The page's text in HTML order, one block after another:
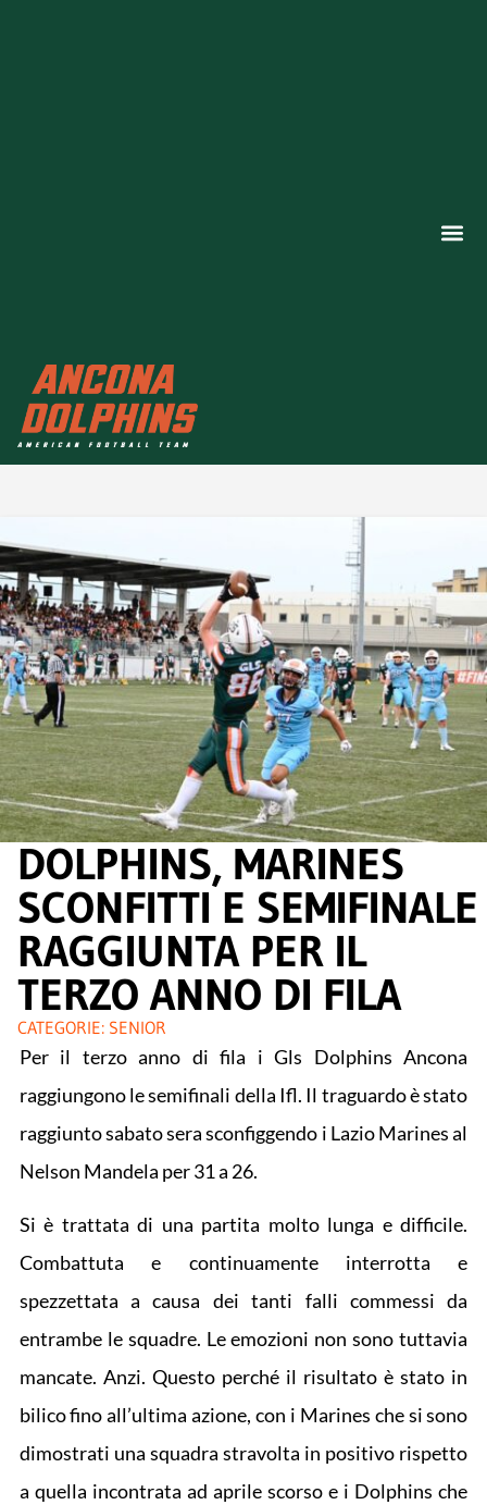
DOLPHINS, MARINES
SCONFITTI E SEMIFINALE
RAGGIUNTA PER IL
TERZO ANNO DI FILA
CATEGORIE: SENIOR
Per il terzo anno di fila i Gls Dolphins Ancona
raggiungono le semifinali della Ifl. Il traguardo è stato
raggiunto sabato sera sconfiggendo i Lazio Marines al
Nelson Mandela per 31 a 26.
Si è trattata di una partita molto lunga e difficile.
Combattuta e continuamente interrotta e
spezzettata a causa dei tanti falli commessi da
entrambe le squadre. Le emozioni non sono tuttavia
mancate. Anzi. Questo perché il risultato è stato in
bilico fino all’ultima azione, con i Marines che si sono
dimostrati una squadra stravolta in positivo rispetto
a quella incontrata ad aprile scorso e i Dolphins che